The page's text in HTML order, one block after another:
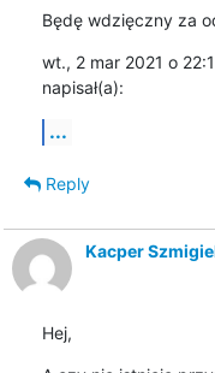
Będę wdzięczny za
wt., 2 mar 2021 o
napisał(a):
...
Reply
Kacper
Hej,